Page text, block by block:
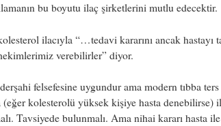
bu boyutu ilaç şirketlerini mutlu edecektir.
ilacıyla “…tedavi kararını ancak hastayı
verebilirler” diyor.
felsefesine uygundur ama modern tıbba
kolesterolü yüksek kişiye hasta denebilirse)
Tavsiyede bulunmalı. Ama nihai kararı hasta